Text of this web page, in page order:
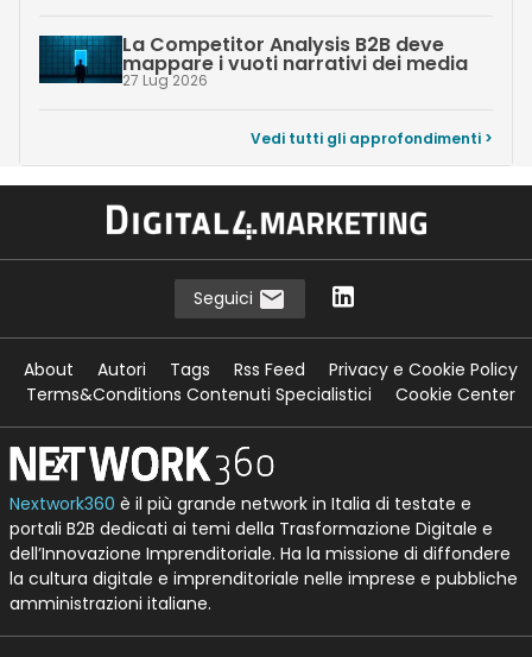
La Competitor Analysis B2B deve
mappare i vuoti narrativi dei media
27 Lug 2026
Vedi tutti gli approfondimenti >
Seguici
About Autori Tags Rss Feed
Privacy e Cookie Policy
Terms&Conditions Contenuti Specialistici
Cookie Center
Nextwork360 è il più grande network in Italia di testate e
portali B2B dedicati ai temi della Trasformazione Digitale e
dell’Innovazione Imprenditoriale. Ha la missione di diffondere
la cultura digitale e imprenditoriale nelle imprese e pubbliche
amministrazioni italiane.